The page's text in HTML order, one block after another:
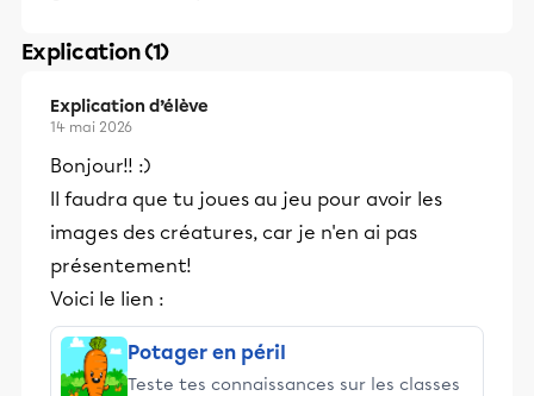
Explication (1)
Explication d’élève
14 mai 2026
Bonjour!! :)
Il faudra que tu joues au jeu pour avoir les
images des créatures, car je n'en ai pas
présentement!
Voici le lien :
Potager en péril
Teste tes connaissances sur les classes